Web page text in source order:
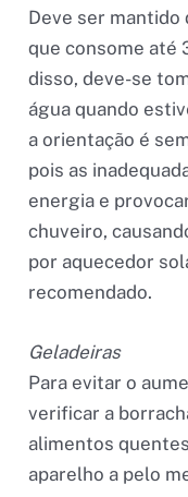
Deve ser mantido
que consome até
disso, deve-se
água quando
a orientação é
pois as
energia e
chuveiro,
por aquecedor
recomendado.
Geladeiras
Para evitar o
verificar a
alimentos
aparelho a pelo